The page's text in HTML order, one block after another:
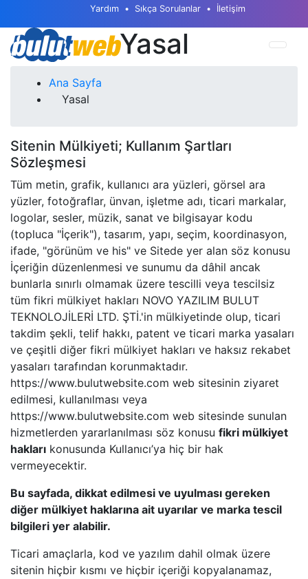
Yardım Sıkça Sorulanlar İletişim
Yasal
Ana Sayfa
Yasal
Sitenin Mülkiyeti; Kullanım Şartları
Sözleşmesi
Tüm metin, grafik, kullanıcı ara yüzleri, görsel ara
yüzler, fotoğraflar, ünvan, işletme adı, ticari markalar,
logolar, sesler, müzik, sanat ve bilgisayar kodu
(topluca "İçerik"), tasarım, yapı, seçim, koordinasyon,
ifade, "görünüm ve his" ve Sitede yer alan söz konusu
İçeriğin düzenlenmesi ve sunumu da dâhil ancak
bunlarla sınırlı olmamak üzere tescilli veya tescilsiz
tüm fikri mülkiyet hakları NOVO YAZILIM BULUT
TEKNOLOJİLERİ LTD. ŞTİ.'in mülkiyetinde olup, ticari
takdim şekli, telif hakkı, patent ve ticari marka yasaları
ve çeşitli diğer fikri mülkiyet hakları ve haksız rekabet
yasaları tarafından korunmaktadır.
https://www.bulutwebsite.com web sitesinin ziyaret
edilmesi, kullanılması veya
https://www.bulutwebsite.com web sitesinde sunulan
hizmetlerden yararlanılması söz konusu fikri mülkiyet
hakları konusunda Kullanıcı’ya hiç bir hak
vermeyecektir.
Bu sayfada, dikkat edilmesi ve uyulması gereken
diğer mülkiyet haklarına ait uyarılar ve marka tescil
bilgileri yer alabilir.
Ticari amaçlarla, kod ve yazılım dahil olmak üzere
sitenin hiçbir kısmı ve hiçbir içeriği kopyalanamaz,